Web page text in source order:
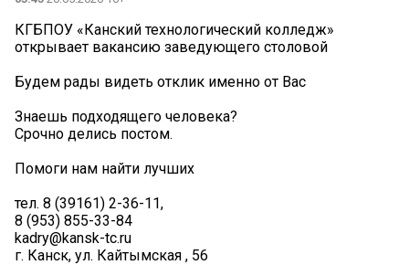
КГБПОУ «Канский технологический колледж»
открывает вакансию заведующего столовой
Будем рады видеть отклик именно от Вас
Знаешь подходящего человека?
Срочно делись постом.
Помоги нам найти лучших
тел. 8 (39161) 2-36-11,
8 (953) 855-33-84
kadry@kansk-tc.ru
г. Канск, ул. Кайтымская , 56